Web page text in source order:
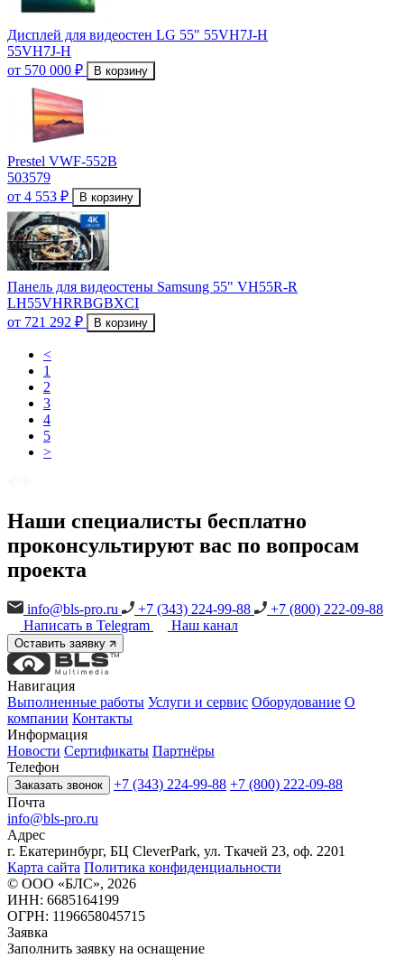
Дисплей для видеостен LG 55" 55VH7J-H
55VH7J-H
от 570 000 ₽
В корзину
Prestel VWF-552B
503579
от 4 553 ₽
В корзину
Панель для видеостены Samsung 55" VH55R-R
LH55VHRRBGBXCI
от 721 292 ₽
В корзину
<
1
2
3
4
5
>
Наши специалисты бесплатно
проконсультируют вас по вопросам
проекта
info@bls-pro.ru +7 (343) 224-99-88
+7 (800) 222-09-88
Написать в Telegram
Наш канал
Оставить заявку
Навигация
Выполненные работы Услуги и сервис Оборудование О
компании Контакты
Информация
Новости Сертификаты Партнёры
Телефон
Заказать звонок +7 (343) 224-99-88 +7 (800) 222-09-88
Почта
info@bls-pro.ru
Адрес
г. Екатеринбург, БЦ CleverPark, ул. Ткачей 23, оф. 2201
Карта сайта Политика конфиденциальности
© ООО «БЛС», 2026
ИНН: 6685164199
ОГРН: 1196658045715
Заявка
Заполнить заявку на оснащение